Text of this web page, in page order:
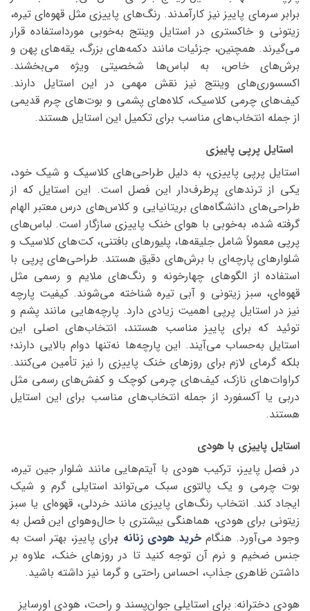
برابر سرمای پاییز نیز کارآمدند. رنگ‌های پاییزی مثل قهوه‌ای تیره،
زیتونی و خاکستری در استایل وینتج به‌خوبی مورداستفاده قرار
می‌گیرند. همچنین، جزئیات مانند دکمه‌های بزرگ، یقه‌های پهن و
برش‌های خاص، به لباس‌ها شخصیتی ویژه می‌بخشند.
اکسسوری‌های وینتج نیز نقش مهمی در این استایل دارند.
کیف‌های چرمی کلاسیک، کلاه‌های پشمی و بوت‌های چرم قدیمی
از جمله انتخاب‌های مناسب برای تکمیل این استایل هستند.
استایل پرپی پاییزی
استایل پرپی پاییزی، به دلیل طراحی‌های کلاسیک و شیک خود،
یکی از ترندهای پرطرف‌دار این فصل است. این استایل که از
طراحی‌های دانشگاه‌های بریتانیایی و کلاس‌های درس معتبر الهام
گرفته شده، به‌خوبی با هوای خنک پاییزی سازگار است. لباس‌های
پرپی معمولاً شامل جلیقه‌ها، پلیورهای بافتنی، کت‌های کلاسیک و
شلوارهای پارچه‌ای با برش‌های دقیق هستند. طراحی‌های پرپی با
استفاده از الگوهای چهارخونه و رنگ‌های ملایم و رسمی مثل
قهوه‌ای، سبز زیتونی و آبی تیره شناخته می‌شوند. کیفیت پارچه
نیز در استایل پرپی اهمیت زیادی دارد. پارچه‌هایی مانند پشم و
توئید که برای پاییز مناسب هستند، انتخاب‌های اصلی این
استایل به‌حساب می‌آیند. این پارچه‌ها نه‌تنها دوام بالایی دارند؛
بلکه گرمای لازم برای روزهای خنک پاییزی را نیز تأمین می‌کنند.
کراوات‌های نازک، کیف‌های چرمی کوچک و کفش‌های رسمی مثل
دربی یا آکسفورد از جمله انتخاب‌های مناسب برای این استایل
هستند.
استایل پاییزی با هودی
در فصل پاییز، ترکیب هودی با آیتم‌هایی مانند شلوار جین تیره،
بوت چرمی و یک پالتوی سبک می‌تواند استایلی گرم و شیک
ایجاد کند. انتخاب رنگ‌های پاییزی مانند خردلی، قهوه‌ای یا سبز
زیتونی برای هودی، هماهنگی بیشتری با حال‌وهوای این فصل به
وجود می‌آورد. هنگامخرید هودی زنانه برای پاییز، بهتر است به
جنس ضخیم و نرم آن توجه کنید تا در روزهای خنک، علاوه بر
داشتن ظاهری جذاب، احساس راحتی و گرما نیز داشته باشید.
هودی دخترانه: برای استایلی جوان‌پسند و راحت، هودی اورسایز